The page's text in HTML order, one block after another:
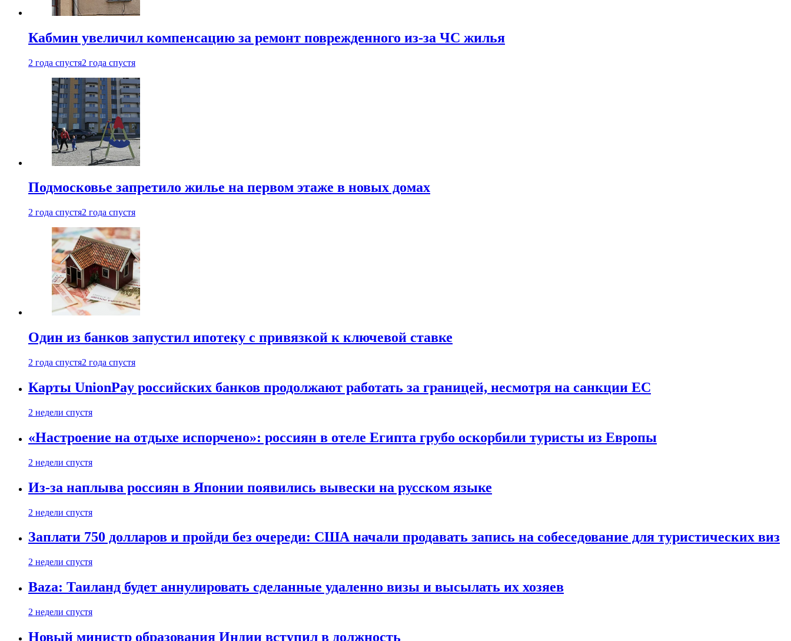
Кабмин увеличил компенсацию за ремонт поврежденного из-за ЧС жилья
2 года спустя2 года спустя
Подмосковье запретило жилье на первом этаже в новых домах
2 года спустя2 года спустя
Один из банков запустил ипотеку с привязкой к ключевой ставке
2 года спустя2 года спустя
Карты UnionPay российских банков продолжают работать за границей, несмотря на санкции ЕС
2 недели спустя
«Настроение на отдыхе испорчено»: россиян в отеле Египта грубо оскорбили туристы из Европы
2 недели спустя
Из-за наплыва россиян в Японии появились вывески на русском языке
2 недели спустя
Заплати 750 долларов и пройди без очереди: США начали продавать запись на собеседование для туристических виз
2 недели спустя
Baza: Таиланд будет аннулировать сделанные удаленно визы и высылать их хозяев
2 недели спустя
Новый министр образования Индии вступил в должность